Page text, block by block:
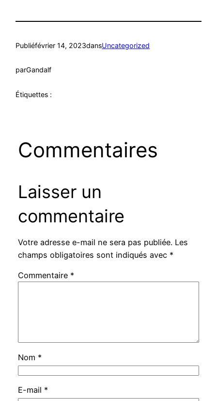
Publiéfévrier 14, 2023dansUncategorized
parGandalf
Étiquettes :
Commentaires
Laisser un
commentaire
Votre adresse e-mail ne sera pas publiée. Les
champs obligatoires sont indiqués avec *
Commentaire *
Nom *
E-mail *